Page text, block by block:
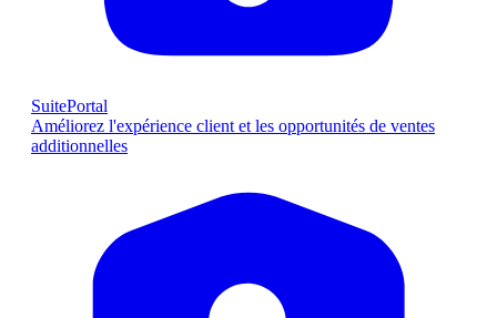
SuitePortal
Améliorez l'expérience client et les opportunités de ventes
additionnelles